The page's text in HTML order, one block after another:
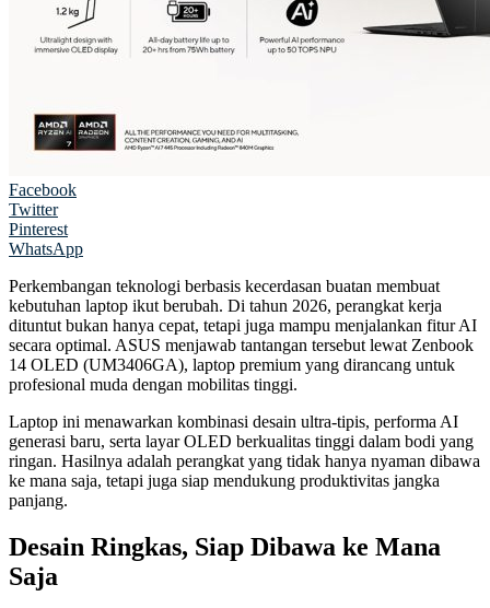
Facebook
Twitter
Pinterest
WhatsApp
Perkembangan teknologi berbasis kecerdasan buatan membuat
kebutuhan laptop ikut berubah. Di tahun 2026, perangkat kerja
dituntut bukan hanya cepat, tetapi juga mampu menjalankan fitur AI
secara optimal. ASUS menjawab tantangan tersebut lewat Zenbook
14 OLED (UM3406GA), laptop premium yang dirancang untuk
profesional muda dengan mobilitas tinggi.
Laptop ini menawarkan kombinasi desain ultra-tipis, performa AI
generasi baru, serta layar OLED berkualitas tinggi dalam bodi yang
ringan. Hasilnya adalah perangkat yang tidak hanya nyaman dibawa
ke mana saja, tetapi juga siap mendukung produktivitas jangka
panjang.
Desain Ringkas, Siap Dibawa ke Mana
Saja